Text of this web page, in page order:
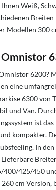
Weiß,
Breiten
Modellen 300
6200?
eine
6300 von
und Van.
ist das
kompakter.
In
425/450
cm Version,